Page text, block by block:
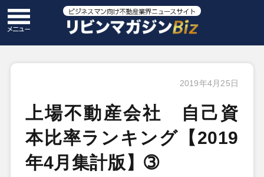
2019年4月25日
上場不動産会社 自己資
本比率ランキング【2019
年4月集計版】➂